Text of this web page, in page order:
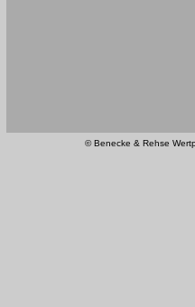
© Benecke & Rehse